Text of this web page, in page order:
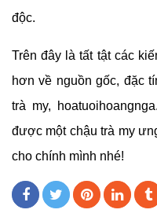
độc.
Trên đây là tất tật các
hơn về nguồn gốc, đặc
trà my,
được một chậu trà my
cho chính mình nhé!